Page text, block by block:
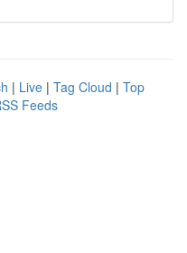
| Live | Tag Cloud | Top
Feeds